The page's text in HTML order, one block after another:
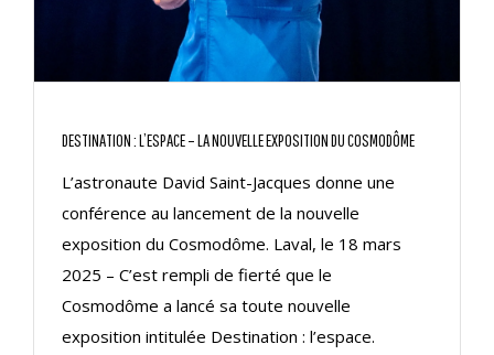
DESTINATION : L’ESPACE – LA NOUVELLE EXPOSITION DU COSMODÔME
L’astronaute David Saint-Jacques donne une
conférence au lancement de la nouvelle
exposition du Cosmodôme. Laval, le 18 mars
2025 – C’est rempli de fierté que le
Cosmodôme a lancé sa toute nouvelle
exposition intitulée Destination : l’espace.